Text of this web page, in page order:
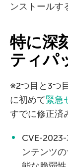
ンストールす
特に深
ティパ
※2つ目と3つ
に初めて緊急
すでに修正済
CVE-
ンテンツ